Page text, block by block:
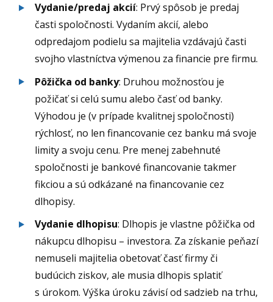
Vydanie/predaj akcií: Prvý spôsob je predaj
časti spoločnosti. Vydaním akcií, alebo
odpredajom podielu sa majitelia vzdávajú časti
svojho vlastníctva výmenou za financie pre firmu.
Pôžička od banky: Druhou možnosťou je
požičať si celú sumu alebo časť od banky.
Výhodou je (v prípade kvalitnej spoločnosti)
rýchlosť, no len financovanie cez banku má svoje
limity a svoju cenu. Pre menej zabehnuté
spoločnosti je bankové financovanie takmer
fikciou a sú odkázané na financovanie cez
dlhopisy.
Vydanie dlhopisu: Dlhopis je vlastne pôžička od
nákupcu dlhopisu – investora. Za získanie peňazí
nemuseli majitelia obetovať časť firmy či
budúcich ziskov, ale musia dlhopis splatiť
s úrokom. Výška úroku závisí od sadzieb na trhu,